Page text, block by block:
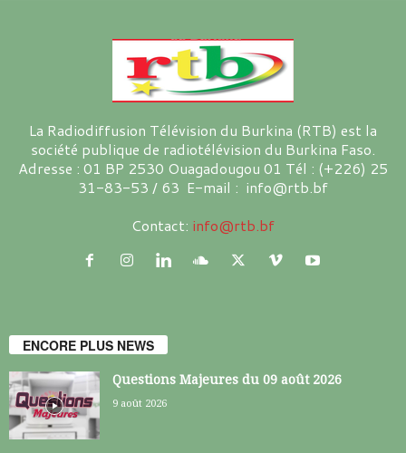
La Radiodiffusion Télévision du Burkina (RTB) est la
société publique de radiotélévision du Burkina Faso.
Adresse : 01 BP 2530 Ouagadougou 01 Tél : (+226) 25
31-83-53 / 63 E-mail : info@rtb.bf
Contact: info@rtb.bf
ENCORE PLUS NEWS
Questions Majeures du 09 août 2026
9 août 2026